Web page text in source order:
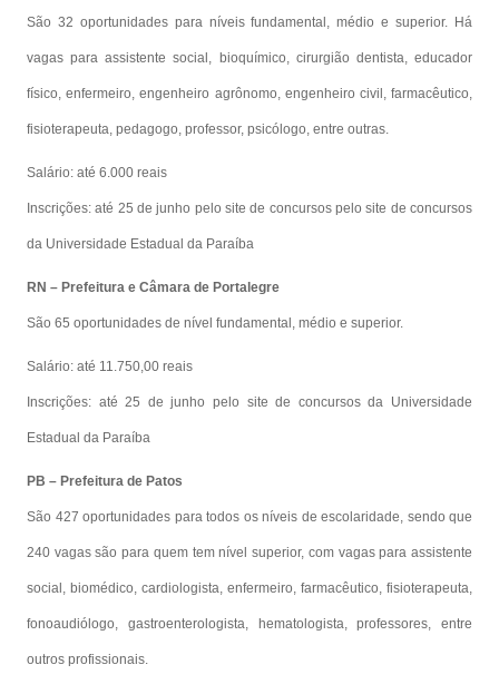
São 32 oportunidades para níveis fundamental, médio e superior. Há
vagas para assistente social, bioquímico, cirurgião dentista, educador
físico, enfermeiro, engenheiro agrônomo, engenheiro civil, farmacêutico,
fisioterapeuta, pedagogo, professor, psicólogo, entre outras.
Salário: até 6.000 reais
Inscrições: até 25 de junho pelo site de concursos pelo site de concursos
da Universidade Estadual da Paraíba
RN – Prefeitura e Câmara de Portalegre
São 65 oportunidades de nível fundamental, médio e superior.
Salário: até 11.750,00 reais
Inscrições: até 25 de junho pelo site de concursos da Universidade
Estadual da Paraíba
PB – Prefeitura de Patos
São 427 oportunidades para todos os níveis de escolaridade, sendo que
240 vagas são para quem tem nível superior, com vagas para assistente
social, biomédico, cardiologista, enfermeiro, farmacêutico, fisioterapeuta,
fonoaudiólogo, gastroenterologista, hematologista, professores, entre
outros profissionais.